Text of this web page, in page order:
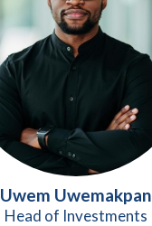
Uwem Uwemakpan
Head of Investments